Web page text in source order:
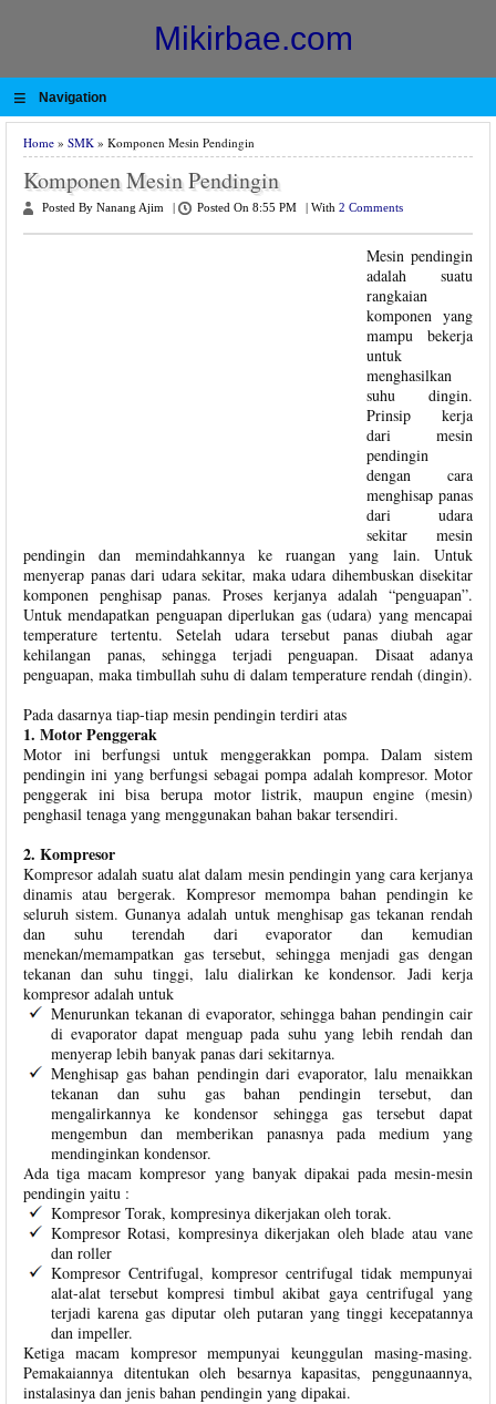
Mikirbae.com
≡ Navigation
Home » SMK » Komponen Mesin Pendingin
Komponen Mesin Pendingin
Posted By Nanang Ajim Posted On 8:55 PM With 2 Comments
Mesin pendingin
adalah suatu
rangkaian
komponen yang
mampu bekerja
untuk
menghasilkan
suhu dingin.
Prinsip kerja
dari mesin
pendingin
dengan cara
menghisap panas
dari udara
sekitar mesin
pendingin dan memindahkannya ke ruangan yang lain. Untuk
menyerap panas dari udara sekitar, maka udara dihembuskan disekitar
komponen penghisap panas. Proses kerjanya adalah “penguapan”.
Untuk mendapatkan penguapan diperlukan gas (udara) yang mencapai
temperature tertentu. Setelah udara tersebut panas diubah agar
kehilangan panas, sehingga terjadi penguapan. Disaat adanya
penguapan, maka timbullah suhu di dalam temperature rendah (dingin).
Pada dasarnya tiap-tiap mesin pendingin terdiri atas
1. Motor Penggerak
Motor ini berfungsi untuk menggerakkan pompa. Dalam sistem
pendingin ini yang berfungsi sebagai pompa adalah kompresor. Motor
penggerak ini bisa berupa motor listrik, maupun engine (mesin)
penghasil tenaga yang menggunakan bahan bakar tersendiri.
2. Kompresor
Kompresor adalah suatu alat dalam mesin pendingin yang cara kerjanya
dinamis atau bergerak. Kompresor memompa bahan pendingin ke
seluruh sistem. Gunanya adalah untuk menghisap gas tekanan rendah
dan suhu terendah dari evaporator dan kemudian
menekan/memampatkan gas tersebut, sehingga menjadi gas dengan
tekanan dan suhu tinggi, lalu dialirkan ke kondensor. Jadi kerja
kompresor adalah untuk
Menurunkan tekanan di evaporator, sehingga bahan pendingin cair
di evaporator dapat menguap pada suhu yang lebih rendah dan
menyerap lebih banyak panas dari sekitarnya.
Menghisap gas bahan pendingin dari evaporator, lalu menaikkan
tekanan dan suhu gas bahan pendingin tersebut, dan
mengalirkannya ke kondensor sehingga gas tersebut dapat
mengembun dan memberikan panasnya pada medium yang
mendinginkan kondensor.
Ada tiga macam kompresor yang banyak dipakai pada mesin-mesin
pendingin yaitu :
Kompresor Torak, kompresinya dikerjakan oleh torak.
Kompresor Rotasi, kompresinya dikerjakan oleh blade atau vane
dan roller
Kompresor Centrifugal, kompresor centrifugal tidak mempunyai
alat-alat tersebut kompresi timbul akibat gaya centrifugal yang
terjadi karena gas diputar oleh putaran yang tinggi kecepatannya
dan impeller.
Ketiga macam kompresor mempunyai keunggulan masing-masing.
Pemakaiannya ditentukan oleh besarnya kapasitas, penggunaannya,
instalasinya dan jenis bahan pendingin yang dipakai.